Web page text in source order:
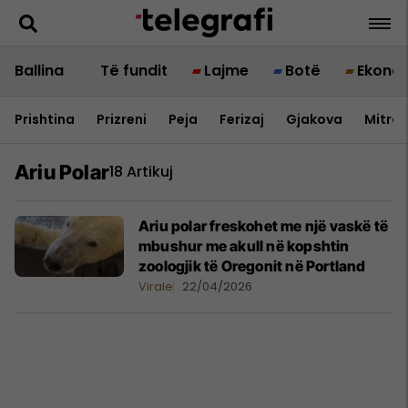
Ballina Të fundit Lajme Botë
Prishtina Prizreni Peja Ferizaj Gjakova
Ariu Polar18 Artikuj
Ariu polar freskohet me një vaskë të
mbushur me akull në kopshtin
zoologjik të Oregonit në Portland
Virale 22/04/2026